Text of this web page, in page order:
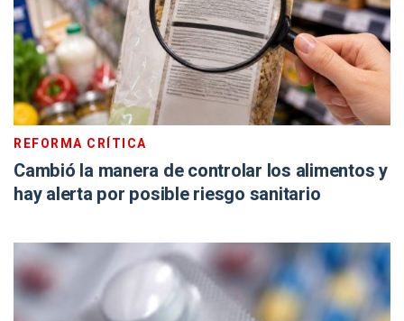
REFORMA CRÍTICA
Cambió la manera de controlar los alimentos y
hay alerta por posible riesgo sanitario